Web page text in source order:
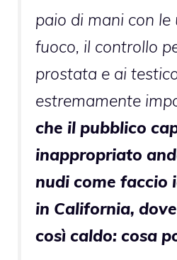
paio di mani con le
fuoco, il controllo
prostata e ai
estremamente
che il pubblico
inappropriato
nudi come faccio
in California,
così caldo: cosa